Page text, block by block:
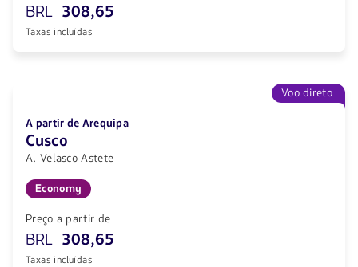
BRL 308,65
Taxas incluídas
Voo direto
A partir de Arequipa
Cusco
A. Velasco Astete
Economy
Preço a partir de
BRL 308,65
Taxas incluídas